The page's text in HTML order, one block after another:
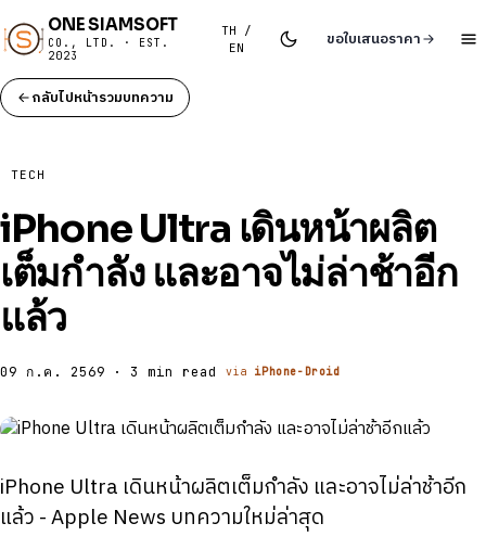
ONE SIAMSOFT
CO., LTD. · EST.
2023
TH /
EN
ขอใบเสนอราคา
กลับไปหน้ารวมบทความ
TECH
iPhone Ultra เดินหน้าผลิต
เต็มกำลัง และอาจไม่ล่าช้าอีก
แล้ว
09 ก.ค. 2569 · 3 min read via iPhone-Droid
iPhone Ultra เดินหน้าผลิตเต็มกำลัง และอาจไม่ล่าช้าอีก
แล้ว - Apple News บทความใหม่ล่าสุด